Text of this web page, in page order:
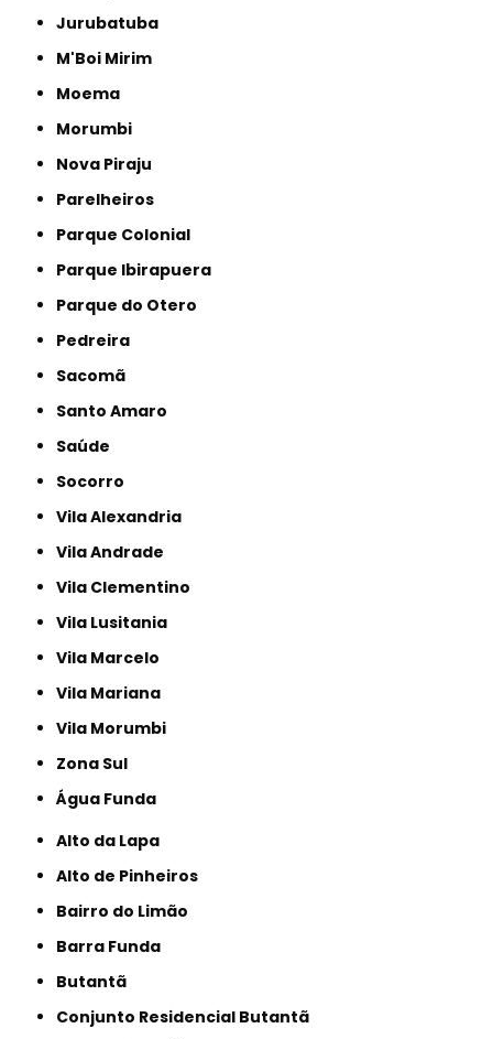
Jurubatuba
M'Boi Mirim
Moema
Morumbi
Nova Piraju
Parelheiros
Parque Colonial
Parque Ibirapuera
Parque do Otero
Pedreira
Sacomã
Santo Amaro
Saúde
Socorro
Vila Alexandria
Vila Andrade
Vila Clementino
Vila Lusitania
Vila Marcelo
Vila Mariana
Vila Morumbi
Zona Sul
Água Funda
Alto da Lapa
Alto de Pinheiros
Bairro do Limão
Barra Funda
Butantã
Conjunto Residencial Butantã